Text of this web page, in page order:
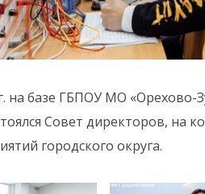
на базе ГБПОУ МО
Совет директоров, на
городского округа.